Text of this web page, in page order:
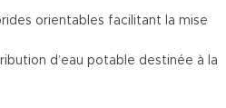
orientables facilitant la mise
d’eau potable destinée à la